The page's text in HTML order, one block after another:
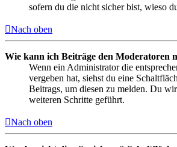
sofern du die nicht sicher bist, wieso
Nach oben
Wie kann ich Beiträge den Moderatoren
Wenn ein Administrator die
vergeben hat, siehst du eine
Beitrags, um diesen zu melden. Du
weiteren Schritte geführt.
Nach oben